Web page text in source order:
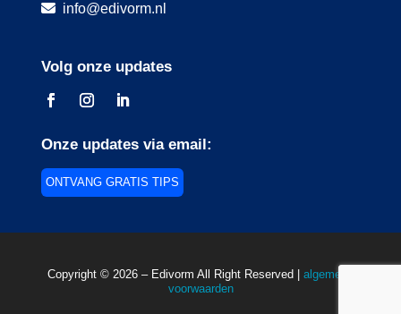
info@edivorm.nl
Volg onze updates
Onze updates via email:
ONTVANG GRATIS TIPS
Copyright © 2026 – Edivorm All Right Reserved | algemene
voorwaarden